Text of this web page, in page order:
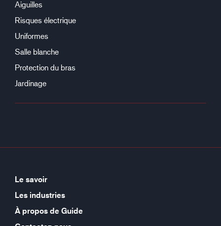
Aiguilles
Risques électrique
Uniformes
Salle blanche
Protection du bras
Jardinage
Le savoir
Les industries
À propos de Guide